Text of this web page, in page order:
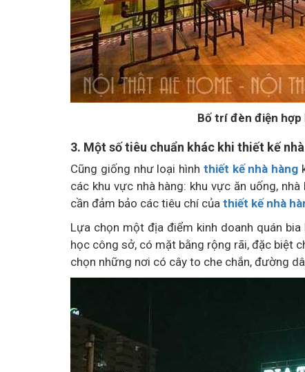
Bố trí đèn điện
3. Một số tiêu chuẩn khác khi thiết kế
Cũng giống như loại hình thiết kế nhà hàng
các khu vực nhà hàng: khu vực ăn uống,
cần đảm bảo các tiêu chí của thiết kế nhà
Lựa chọn một địa điểm kinh doanh quán
học công sở, có mặt bằng rộng rãi, đặc biệt
chọn những nơi có cây to che chắn, đường